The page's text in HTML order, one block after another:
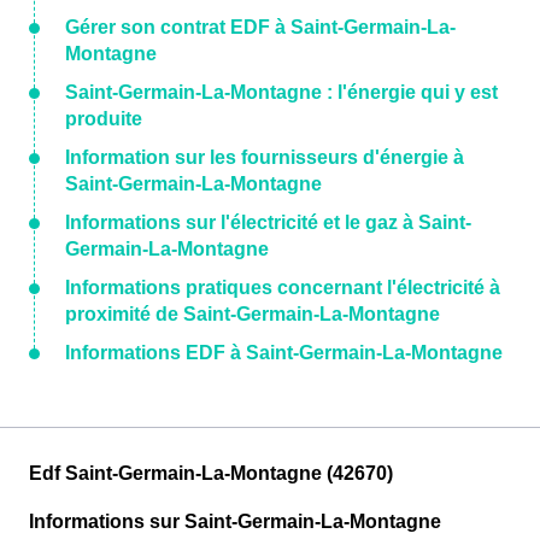
Gérer son contrat EDF à Saint-Germain-La-
Montagne
Saint-Germain-La-Montagne : l'énergie qui y est
produite
Information sur les fournisseurs d'énergie à
Saint-Germain-La-Montagne
Informations sur l'électricité et le gaz à Saint-
Germain-La-Montagne
Informations pratiques concernant l'électricité à
proximité de Saint-Germain-La-Montagne
Informations EDF à Saint-Germain-La-Montagne
Edf Saint-Germain-La-Montagne (42670)
Informations sur Saint-Germain-La-Montagne